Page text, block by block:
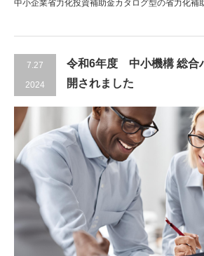
中小企業省力化投資補助金カタログ型の省力化補
7.27
2024
令和6年度 中小機構 総合
開されました